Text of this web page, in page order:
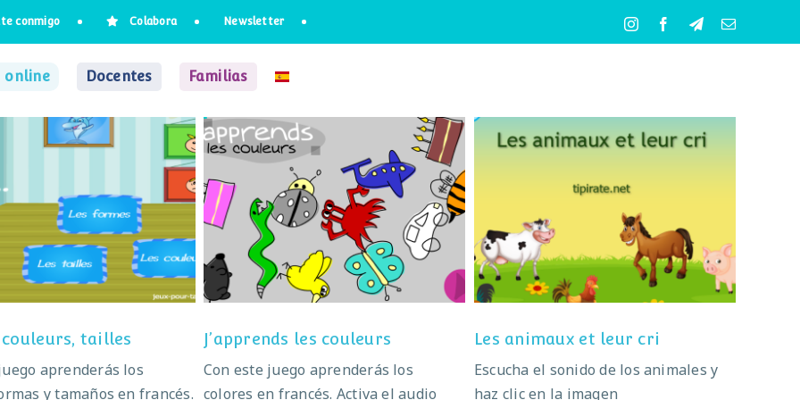
conmigo Colabora Newsletter InstagramFacebookTelegramCorreo
online Docentes Familias
couleurs, tailles
couleurs, tailles
aprenderás los
y tamaños en francés.
J’apprends les couleurs
J’apprends les couleurs
Con este juego aprenderás los
colores en francés. Activa el audio
Les animaux et leur cri
Les animaux et leur cri
Escucha el sonido de los animales y
haz clic en la imagen